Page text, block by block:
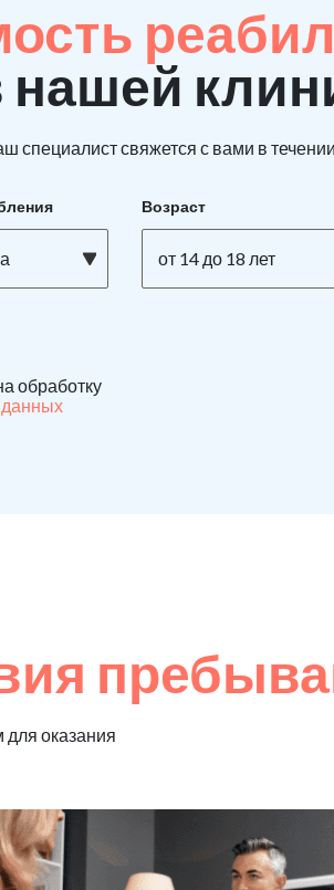
нашей
специалист свяжется с вами в
Возраст
от 14 до 18 лет
обработку
оказания